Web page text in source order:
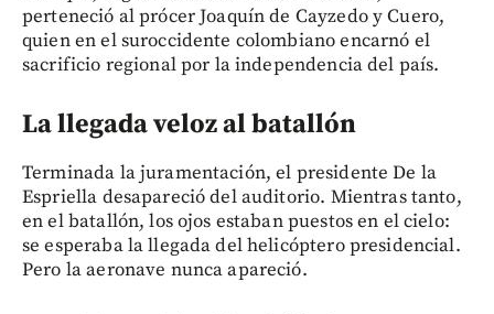
perteneció al prócer Joaquín de Cayzedo y Cuero,
quien en el suroccidente colombiano encarnó el
sacrificio regional por la independencia del país.
La llegada veloz al batallón
Terminada la juramentación, el presidente De la
Espriella desapareció del auditorio. Mientras tanto,
en el batallón, los ojos estaban puestos en el cielo:
se esperaba la llegada del helicóptero presidencial.
Pero la aeronave nunca apareció.